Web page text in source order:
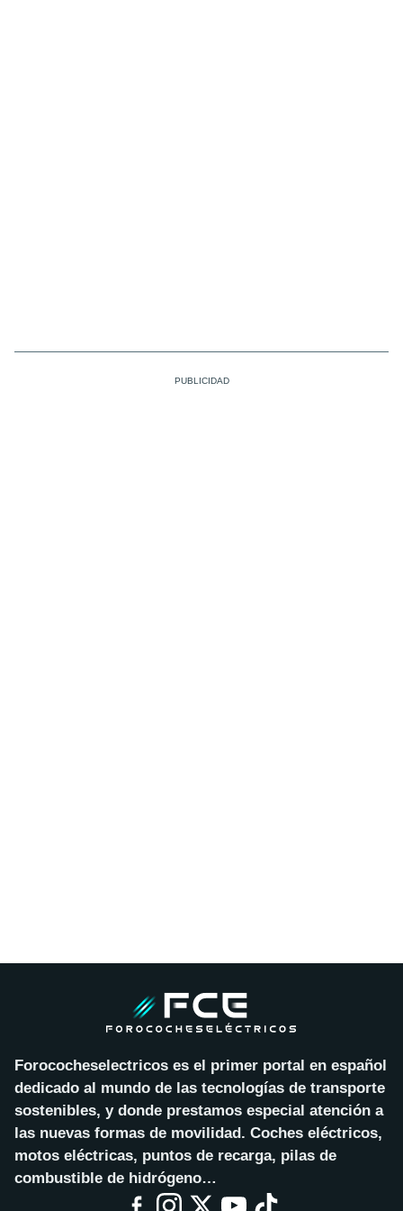
Forococheselectricos es el primer portal en español
dedicado al mundo de las tecnologías de transporte
sostenibles, y donde prestamos especial atención a
las nuevas formas de movilidad. Coches eléctricos,
motos eléctricas, puntos de recarga, pilas de
combustible de hidrógeno…